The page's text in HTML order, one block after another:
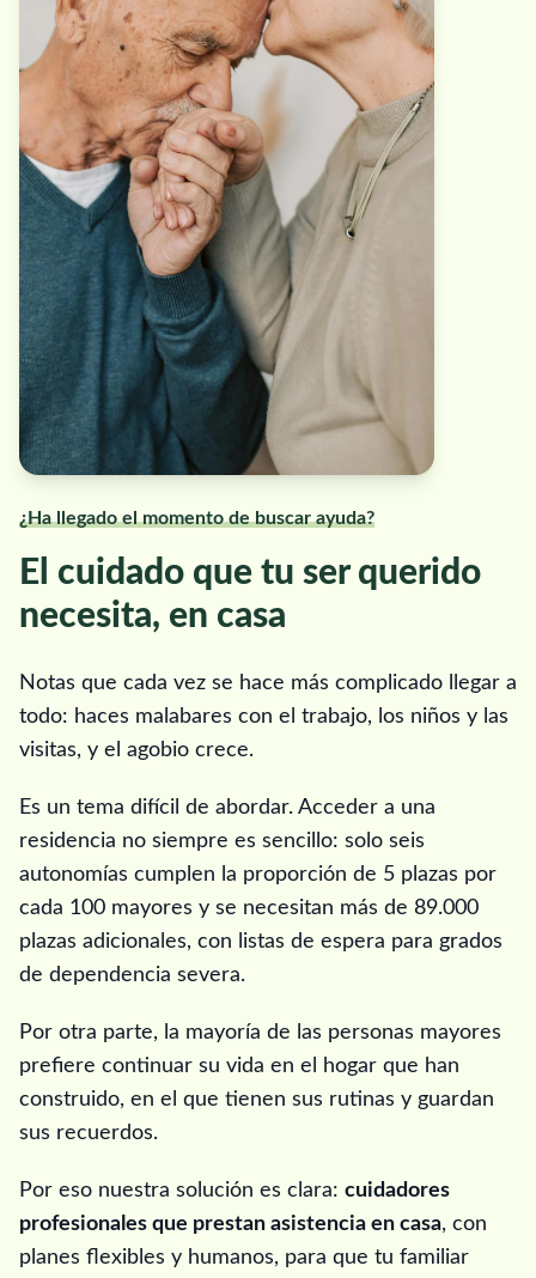
¿Ha llegado el momento de buscar ayuda?
El cuidado que tu ser querido
necesita, en casa
Notas que cada vez se hace más complicado llegar a
todo: haces malabares con el trabajo, los niños y las
visitas, y el agobio crece.
Es un tema difícil de abordar. Acceder a una
residencia no siempre es sencillo: solo seis
autonomías cumplen la proporción de 5 plazas por
cada 100 mayores y se necesitan más de 89.000
plazas adicionales, con listas de espera para grados
de dependencia severa.
Por otra parte, la mayoría de las personas mayores
prefiere continuar su vida en el hogar que han
construido, en el que tienen sus rutinas y guardan
sus recuerdos.
Por eso nuestra solución es clara: cuidadores
profesionales que prestan asistencia en casa, con
planes flexibles y humanos, para que tu familiar